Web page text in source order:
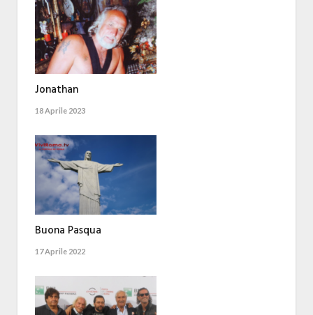
Jonathan
18 Aprile 2023
Buona Pasqua
17 Aprile 2022